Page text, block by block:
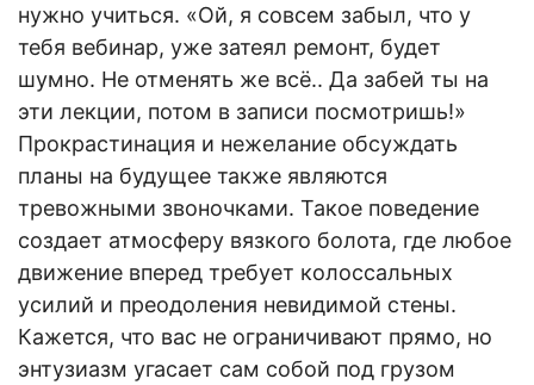
нужно учиться. «Ой, я совсем забыл, что у
тебя вебинар, уже затеял ремонт, будет
шумно. Не отменять же всё.. Да забей ты на
эти лекции, потом в записи посмотришь!»
Прокрастинация и нежелание обсуждать
планы на будущее также являются
тревожными звоночками. Такое поведение
создает атмосферу вязкого болота, где любое
движение вперед требует колоссальных
усилий и преодоления невидимой стены.
Кажется, что вас не ограничивают прямо, но
энтузиазм угасает сам собой под грузом